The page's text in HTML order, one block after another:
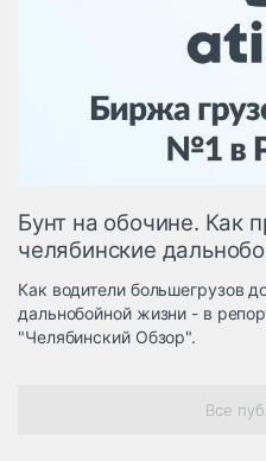
опасные
Таможня
грузовые
Бунт на обочине. Как
челябинские
Как водители большегрузов
дальнобойной жизни - в
"Челябинский Обзор".
Все